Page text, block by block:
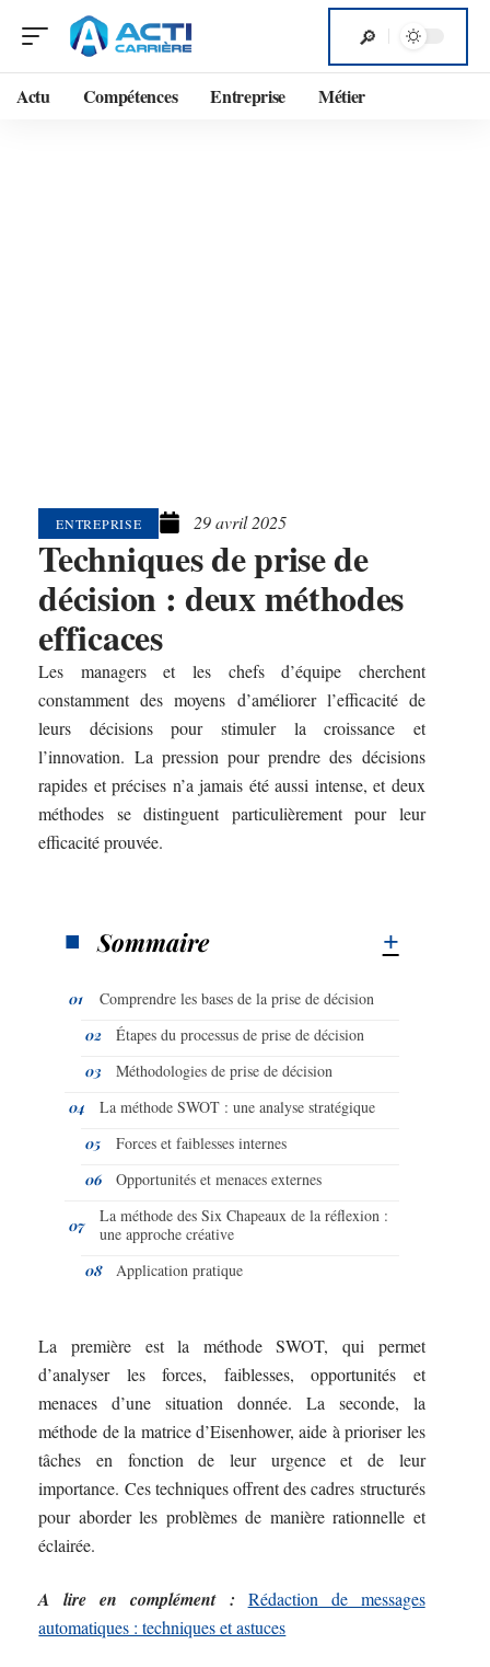
Actu Compétences Entreprise Métier
ENTREPRISE 29 avril 2025
Techniques de prise de
décision : deux méthodes
efficaces
Les managers et les chefs d’équipe cherchent
constamment des moyens d’améliorer l’efficacité de
leurs décisions pour stimuler la croissance et
l’innovation. La pression pour prendre des décisions
rapides et précises n’a jamais été aussi intense, et deux
méthodes se distinguent particulièrement pour leur
efficacité prouvée.
Sommaire
Comprendre les bases de la prise de décision
Étapes du processus de prise de décision
Méthodologies de prise de décision
La méthode SWOT : une analyse stratégique
Forces et faiblesses internes
Opportunités et menaces externes
La méthode des Six Chapeaux de la réflexion :
une approche créative
Application pratique
La première est la méthode SWOT, qui permet
d’analyser les forces, faiblesses, opportunités et
menaces d’une situation donnée. La seconde, la
méthode de la matrice d’Eisenhower, aide à prioriser les
tâches en fonction de leur urgence et de leur
importance. Ces techniques offrent des cadres structurés
pour aborder les problèmes de manière rationnelle et
éclairée.
A lire en complément :
Rédaction de messages
automatiques : techniques et astuces